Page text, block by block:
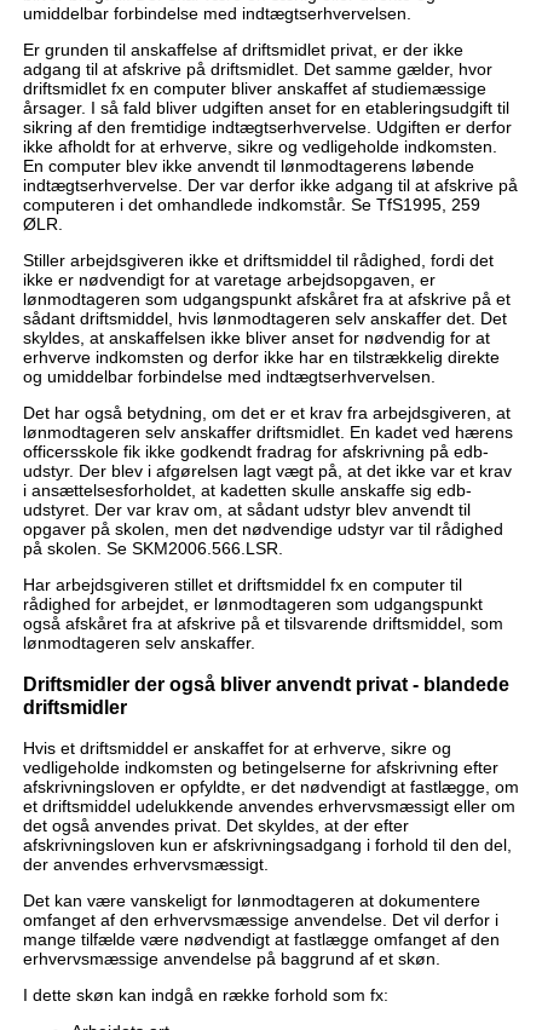
umiddelbar forbindelse med indtægtserhvervelsen.
Er grunden til anskaffelse af driftsmidlet privat, er der ikke
adgang til at afskrive på driftsmidlet. Det samme gælder, hvor
driftsmidlet fx en computer bliver anskaffet af studiemæssige
årsager. I så fald bliver udgiften anset for en etableringsudgift til
sikring af den fremtidige indtægtserhvervelse. Udgiften er derfor
ikke afholdt for at erhverve, sikre og vedligeholde indkomsten.
En computer blev ikke anvendt til lønmodtagerens løbende
indtægtserhvervelse. Der var derfor ikke adgang til at afskrive på
computeren i det omhandlede indkomstår. Se TfS1995, 259
ØLR.
Stiller arbejdsgiveren ikke et driftsmiddel til rådighed, fordi det
ikke er nødvendigt for at varetage arbejdsopgaven, er
lønmodtageren som udgangspunkt afskåret fra at afskrive på et
sådant driftsmiddel, hvis lønmodtageren selv anskaffer det. Det
skyldes, at anskaffelsen ikke bliver anset for nødvendig for at
erhverve indkomsten og derfor ikke har en tilstrækkelig direkte
og umiddelbar forbindelse med indtægtserhvervelsen.
Det har også betydning, om det er et krav fra arbejdsgiveren, at
lønmodtageren selv anskaffer driftsmidlet. En kadet ved hærens
officersskole fik ikke godkendt fradrag for afskrivning på edb-
udstyr. Der blev i afgørelsen lagt vægt på, at det ikke var et krav
i ansættelsesforholdet, at kadetten skulle anskaffe sig edb-
udstyret. Der var krav om, at sådant udstyr blev anvendt til
opgaver på skolen, men det nødvendige udstyr var til rådighed
på skolen. Se SKM2006.566.LSR.
Har arbejdsgiveren stillet et driftsmiddel fx en computer til
rådighed for arbejdet, er lønmodtageren som udgangspunkt
også afskåret fra at afskrive på et tilsvarende driftsmiddel, som
lønmodtageren selv anskaffer.
Driftsmidler der også bliver anvendt privat - blandede
driftsmidler
Hvis et driftsmiddel er anskaffet for at erhverve, sikre og
vedligeholde indkomsten og betingelserne for afskrivning efter
afskrivningsloven er opfyldte, er det nødvendigt at fastlægge, om
et driftsmiddel udelukkende anvendes erhvervsmæssigt eller om
det også anvendes privat. Det skyldes, at der efter
afskrivningsloven kun er afskrivningsadgang i forhold til den del,
der anvendes erhvervsmæssigt.
Det kan være vanskeligt for lønmodtageren at dokumentere
omfanget af den erhvervsmæssige anvendelse. Det vil derfor i
mange tilfælde være nødvendigt at fastlægge omfanget af den
erhvervsmæssige anvendelse på baggrund af et skøn.
I dette skøn kan indgå en række forhold som fx: